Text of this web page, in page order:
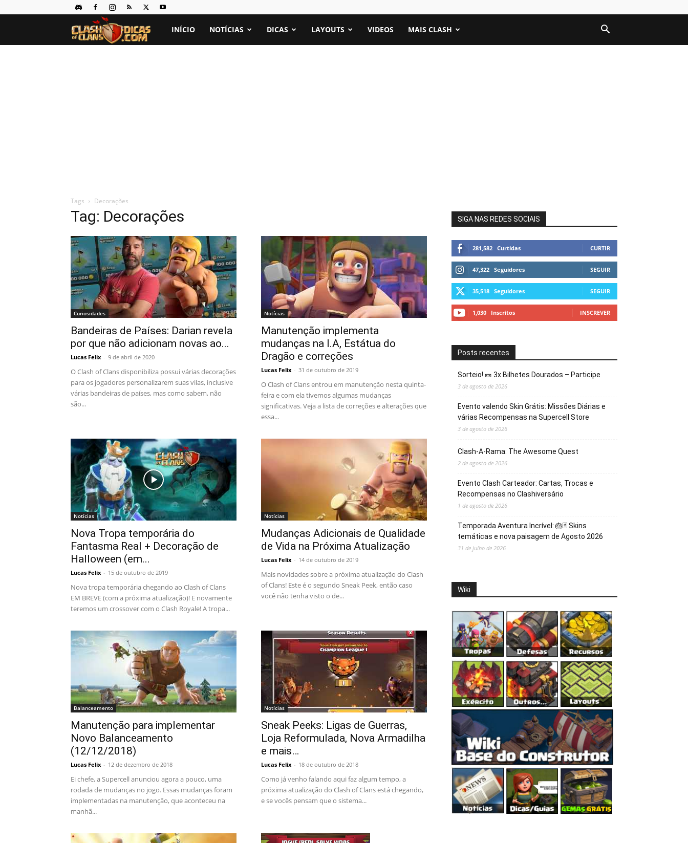
Clash
INÍCIO NOTÍCIAS DICAS LAYOUTS VIDEOS MAIS CLASH
Tags Decorações
Tag: Decorações
Curiosidades
Bandeiras de Países: Darian revela
por que não adicionam novas ao...
Lucas Felix - 9 de abril de 2020
O Clash of Clans disponibiliza possui várias decorações
para os jogadores personalizarem suas vilas, inclusive
várias bandeiras de países, mas como sabem, não
são...
Notícias
Manutenção implementa
mudanças na I.A, Estátua do
Dragão e correções
Lucas Felix - 31 de outubro de 2019
O Clash of Clans entrou em manutenção nesta quinta-
feira e com ela tivemos algumas mudanças
significativas. Veja a lista de correções e alterações que
essa...
Notícias
Nova Tropa temporária do
Fantasma Real + Decoração de
Halloween (em...
Lucas Felix - 15 de outubro de 2019
Nova tropa temporária chegando ao Clash of Clans
EM BREVE (com a próxima atualização)! E novamente
teremos um crossover com o Clash Royale! A tropa...
Notícias
Mudanças Adicionais de Qualidade
de Vida na Próxima Atualização
Lucas Felix - 14 de outubro de 2019
Mais novidades sobre a próxima atualização do Clash
of Clans! Este é o segundo Sneak Peek, então caso
você não tenha visto o de...
Balanceamento
Manutenção para implementar
Novo Balanceamento
(12/12/2018)
Lucas Felix - 12 de dezembro de 2018
Ei chefe, a Supercell anunciou agora a pouco, uma
rodada de mudanças no jogo. Essas mudanças foram
implementadas na manutenção, que aconteceu na
manhã...
Notícias
Sneak Peeks: Ligas de Guerras,
Loja Reformulada, Nova Armadilha
e mais…
Lucas Felix - 18 de outubro de 2018
Como já venho falando aqui faz algum tempo, a
próxima atualização do Clash of Clans está chegando,
e se vocês pensam que o sistema...
SIGA NAS REDES SOCIAIS
281,582 Curtidas CURTIR
47,322 Seguidores SEGUIR
35,518 Seguidores SEGUIR
1,030 Inscritos INSCREVER
Posts recentes
Sorteio! 🎫 3x Bilhetes Dourados – Participe
3 de agosto de 2026
Evento valendo Skin Grátis: Missões Diárias e
várias Recompensas na Supercell Store
3 de agosto de 2026
Clash-A-Rama: The Awesome Quest
2 de agosto de 2026
Evento Clash Carteador: Cartas, Trocas e
Recompensas no Clashiversário
1 de agosto de 2026
Temporada Aventura Incrível: 🎂🃏 Skins
temáticas e nova paisagem de Agosto 2026
31 de julho de 2026
Wiki